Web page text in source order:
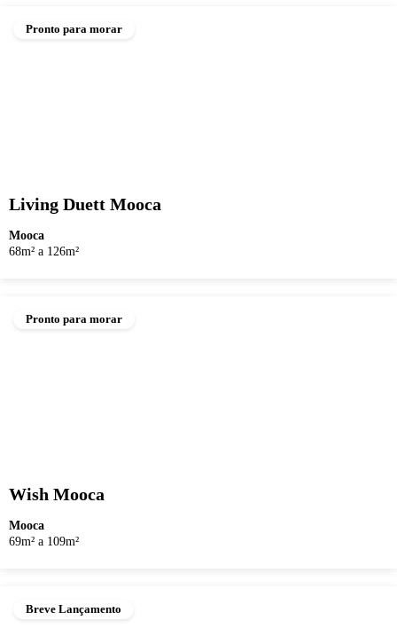
Pronto para morar
Living Duett Mooca
Mooca
68m² a 126m²
Pronto para morar
Wish Mooca
Mooca
69m² a 109m²
Breve Lançamento